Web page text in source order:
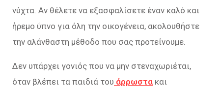
νύχτα. Αν θέλετε να εξασφαλίσετε έναν καλό και
ήρεμο ύπνο για όλη την οικογένεια, ακολουθήστε
την αλάνθαστη μέθοδο που σας προτείνουμε.
Δεν υπάρχει γονιός που να μην στεναχωριέται,
όταν βλέπει τα παιδιά του άρρωστα και